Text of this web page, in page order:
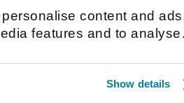
content and
features and to analyse
social media,
who may combine it with
Show details